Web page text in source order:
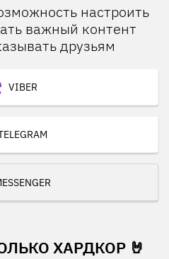
настроить
важный контент
друзьям
VIBER
ХАРДКОР 🤘